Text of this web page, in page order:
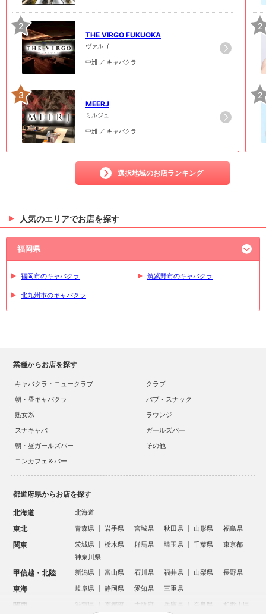
2
THE VIRGO FUKUOKA
ヴァルゴ
中洲 ／ キャバクラ
3
MEERJ
ミルジュ
中洲 ／ キャバクラ
選択地域のお店ランキング
2
2
人気のエリアでお店を探す
福岡県
福岡市のキャバクラ 筑紫野市のキャバクラ
北九州市のキャバクラ
業種からお店を探す
キャバクラ・ニュークラブ
クラブ
朝・昼キャバクラ
パブ・スナック
熟女系
ラウンジ
スナキャバ
ガールズバー
朝・昼ガールズバー
その他
コンカフェ＆バー
都道府県からお店を探す
北海道 北海道
東北 青森県 岩手県 宮城県 秋田県 山形県 福島県
関東 茨城県 栃木県 群馬県 埼玉県 千葉県
東京都
神奈川県
甲信越・北陸 新潟県 富山県 石川県 福井県 山梨県 長野県
東海 岐阜県 静岡県 愛知県 三重県
関西 滋賀県 京都府 大阪府 兵庫県 奈良県 和歌山県